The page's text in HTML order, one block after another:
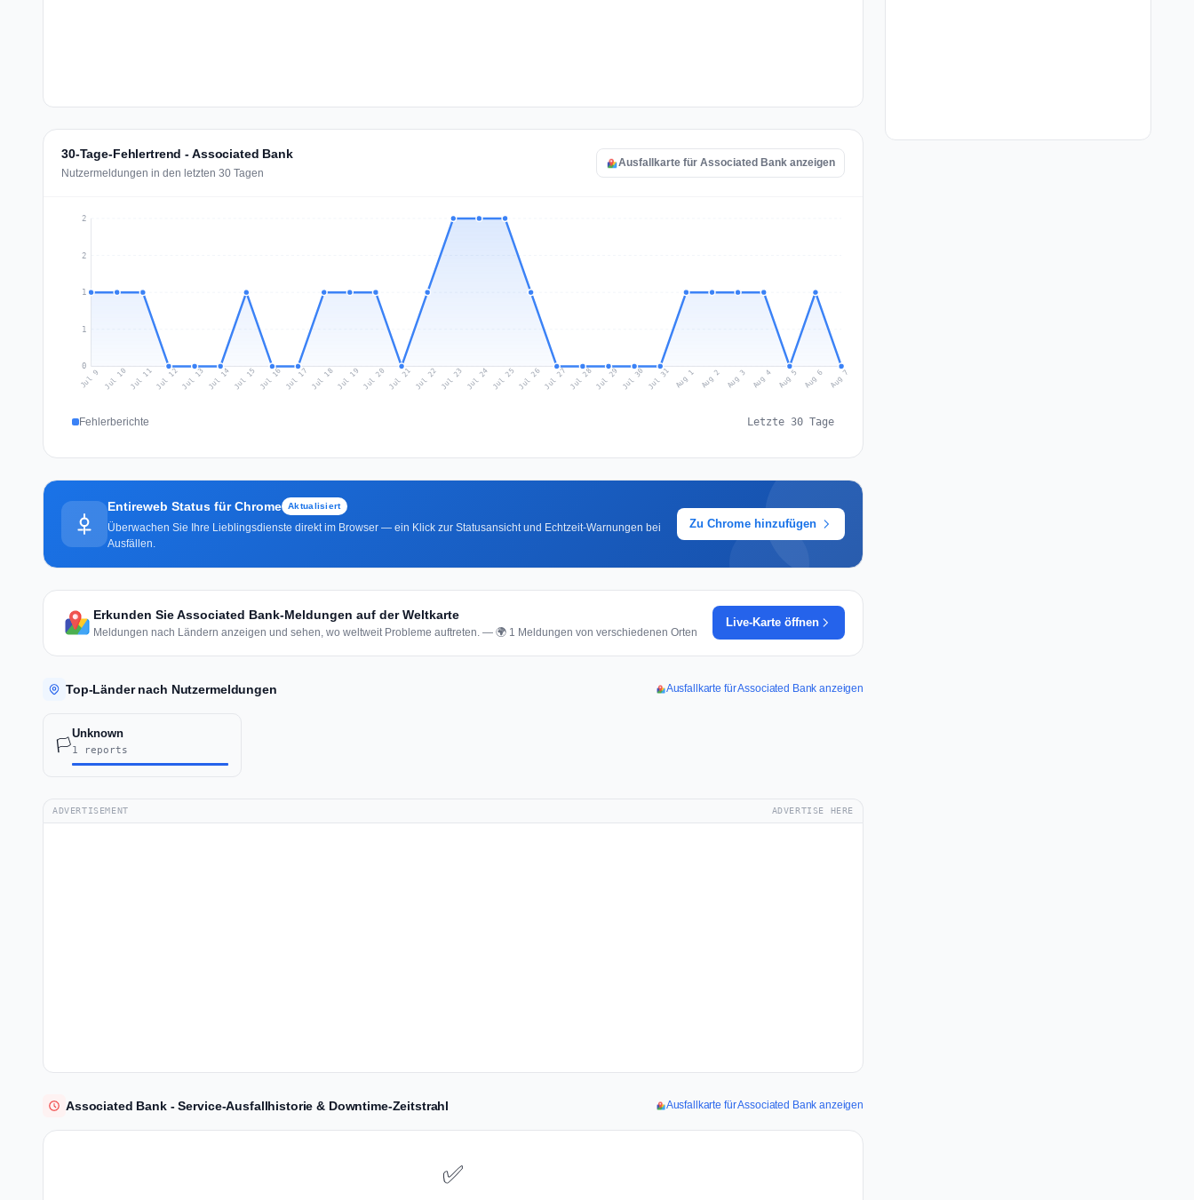
30-Tage-Fehlertrend - Associated Bank
Nutzermeldungen in den letzten 30 Tagen
Ausfallkarte für Associated Bank anzeigen
0
1
1
2
2
Jul 9 Jul 10 Jul 11Jul 12Jul 13 Jul 14 Jul 15 Jul 16 Jul 17 Jul 18Jul 19 Jul 20 Jul 21 Jul 22 Jul 23 Jul 24 Jul 25 Jul 26Jul 27 Jul 28Jul 29 Jul 30 Jul 31 Aug 1 Aug 2 Aug 3 Aug 4 Aug 5 Aug 6 Aug 7
Fehlerberichte Letzte 30 Tage
Entireweb Status für Chrome Aktualisiert
Überwachen Sie Ihre Lieblingsdienste direkt im Browser — ein Klick zur Statusansicht und Echtzeit-Warnungen bei
Ausfällen.
Zu Chrome hinzufügen
Erkunden Sie Associated Bank-Meldungen auf der Weltkarte
Meldungen nach Ländern anzeigen und sehen, wo weltweit Probleme auftreten. — 🌍 1 Meldungen von verschiedenen Orten
Live-Karte öffnen
Top-Länder nach Nutzermeldungen Ausfallkarte für Associated Bank anzeigen
🏳️
Unknown
1 reports
ADVERTISEMENT ADVERTISE HERE
Associated Bank - Service-Ausfallhistorie & Downtime-Zeitstrahl Ausfallkarte für Associated Bank anzeigen
✅